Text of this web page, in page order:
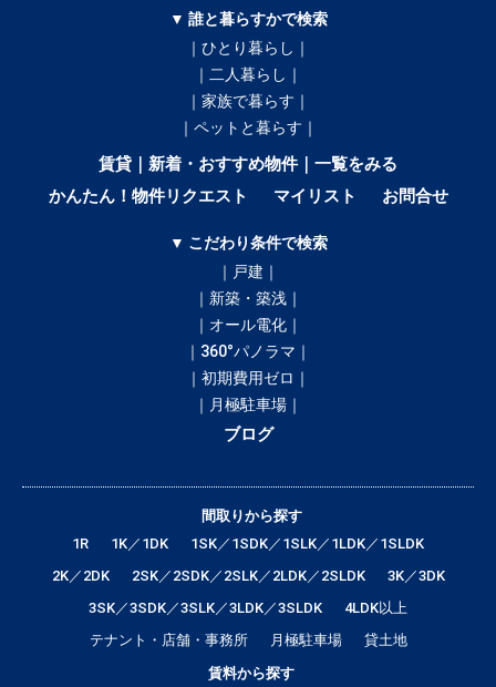
▼ 誰と暮らすかで検索
｜ひとり暮らし｜
｜二人暮らし｜
｜家族で暮らす｜
｜ペットと暮らす｜
賃貸｜新着・おすすめ物件｜一覧をみる
かんたん！物件リクエスト
マイリスト お問合せ
▼ こだわり条件で検索
｜戸建｜
｜新築・築浅｜
｜オール電化｜
｜360°パノラマ｜
｜初期費用ゼロ｜
｜月極駐車場｜
ブログ
間取りから探す
1R
1K／1DK
1SK／1SDK／1SLK／1LDK／1SLDK
2K／2DK
2SK／2SDK／2SLK／2LDK／2SLDK
3K／3DK
3SK／3SDK／3SLK／3LDK／3SLDK
4LDK以上
テナント・店舗・事務所
月極駐車場
貸土地
賃料から探す